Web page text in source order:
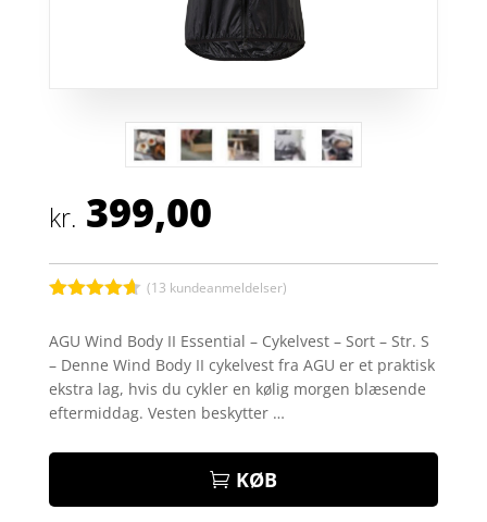
kr. 399,00
ud af 5
baseret på
kundebedø
mmelser
(13 kundeanmeldelser)
AGU Wind Body II Essential – Cykelvest – Sort – Str. S
– Denne Wind Body II cykelvest fra AGU er et praktisk
ekstra lag, hvis du cykler en kølig morgen blæsende
eftermiddag. Vesten beskytter …
KØB